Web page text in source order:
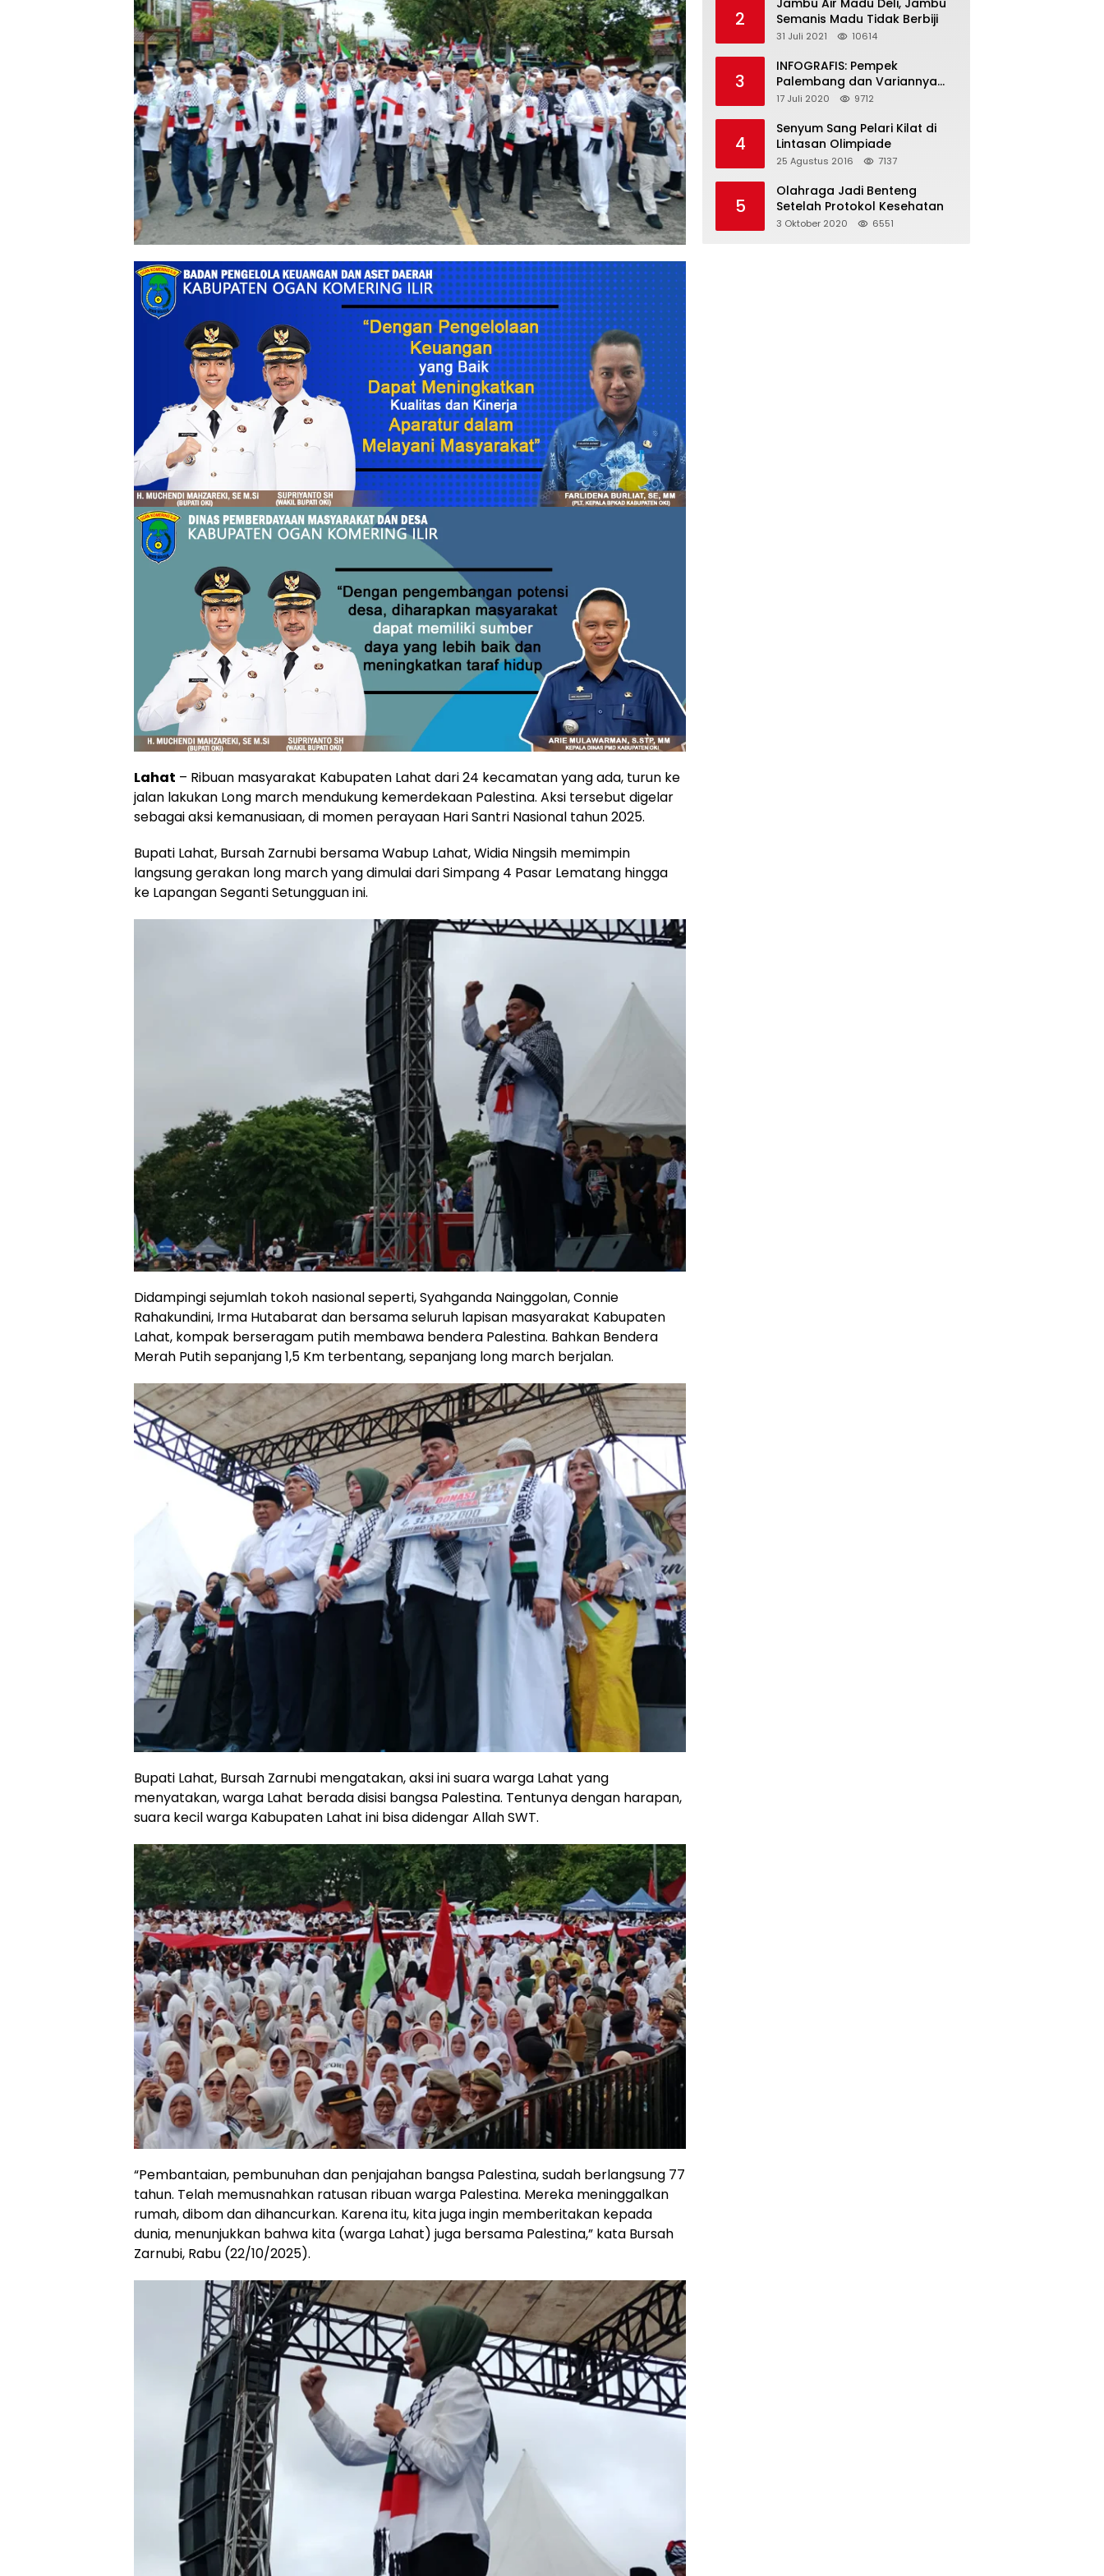
Lahat – Ribuan masyarakat Kabupaten Lahat dari 24 kecamatan yang ada, turun ke
jalan lakukan Long march mendukung kemerdekaan Palestina. Aksi tersebut digelar
sebagai aksi kemanusiaan, di momen perayaan Hari Santri Nasional tahun 2025.
Bupati Lahat, Bursah Zarnubi bersama Wabup Lahat, Widia Ningsih memimpin
langsung gerakan long march yang dimulai dari Simpang 4 Pasar Lematang hingga
ke Lapangan Seganti Setungguan ini.
Didampingi sejumlah tokoh nasional seperti, Syahganda Nainggolan, Connie
Rahakundini, Irma Hutabarat dan bersama seluruh lapisan masyarakat Kabupaten
Lahat, kompak berseragam putih membawa bendera Palestina. Bahkan Bendera
Merah Putih sepanjang 1,5 Km terbentang, sepanjang long march berjalan.
Bupati Lahat, Bursah Zarnubi mengatakan, aksi ini suara warga Lahat yang
menyatakan, warga Lahat berada disisi bangsa Palestina. Tentunya dengan harapan,
suara kecil warga Kabupaten Lahat ini bisa didengar Allah SWT.
“Pembantaian, pembunuhan dan penjajahan bangsa Palestina, sudah berlangsung 77
tahun. Telah memusnahkan ratusan ribuan warga Palestina. Mereka meninggalkan
rumah, dibom dan dihancurkan. Karena itu, kita juga ingin memberitakan kepada
dunia, menunjukkan bahwa kita (warga Lahat) juga bersama Palestina,” kata Bursah
Zarnubi, Rabu (22/10/2025).
2
Jambu Air Madu Deli, Jambu
Semanis Madu Tidak Berbiji
31 Juli 2021 10614
3
INFOGRAFIS: Pempek
Palembang dan Variannya
yang Melegenda
17 Juli 2020 9712
4
Senyum Sang Pelari Kilat di
Lintasan Olimpiade
25 Agustus 2016 7137
5
Olahraga Jadi Benteng
Setelah Protokol Kesehatan
3 Oktober 2020 6551